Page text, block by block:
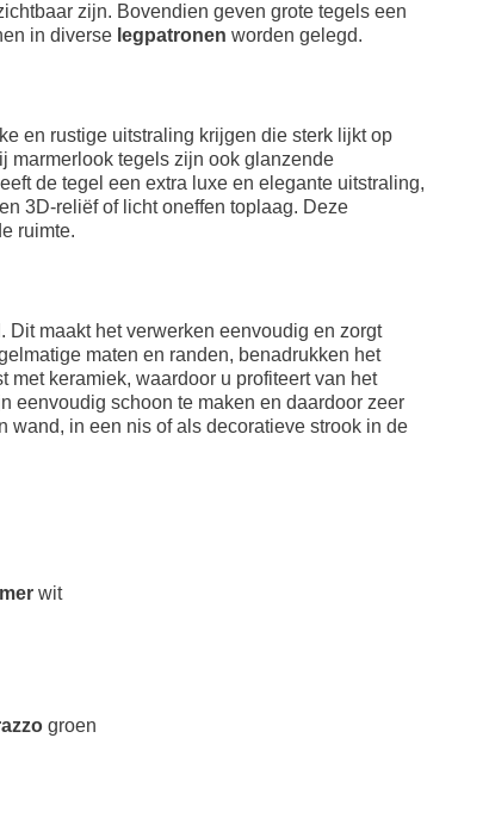
zijn. Bovendien geven grote tegels een
in diverse legpatronen worden gelegd.
en rustige uitstraling krijgen die sterk lijkt op
marmerlook tegels zijn ook glanzende
de tegel een extra luxe en elegante uitstraling,
3D-reliëf of licht oneffen toplaag. Deze
ruimte.
maakt het verwerken eenvoudig en zorgt
maten en randen, benadrukken het
keramiek, waardoor u profiteert van het
eenvoudig schoon te maken en daardoor zeer
wand, in een nis of als decoratieve strook in de
wit
groen